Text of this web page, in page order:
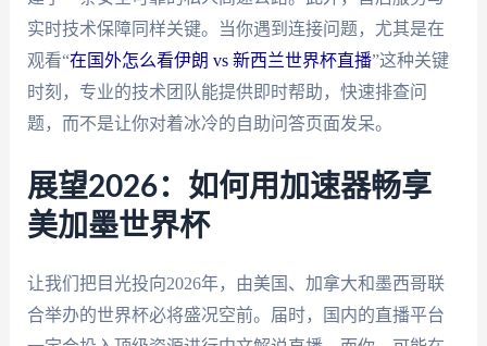
实时技术保障同样关键。当你遇到连接问题，尤其是在
观看“在国外怎么看伊朗 vs 新西兰世界杯直播”这种关键
时刻，专业的技术团队能提供即时帮助，快速排查问
题，而不是让你对着冰冷的自助问答页面发呆。
展望2026：如何用加速器畅享
美加墨世界杯
让我们把目光投向2026年，由美国、加拿大和墨西哥联
合举办的世界杯必将盛况空前。届时，国内的直播平台